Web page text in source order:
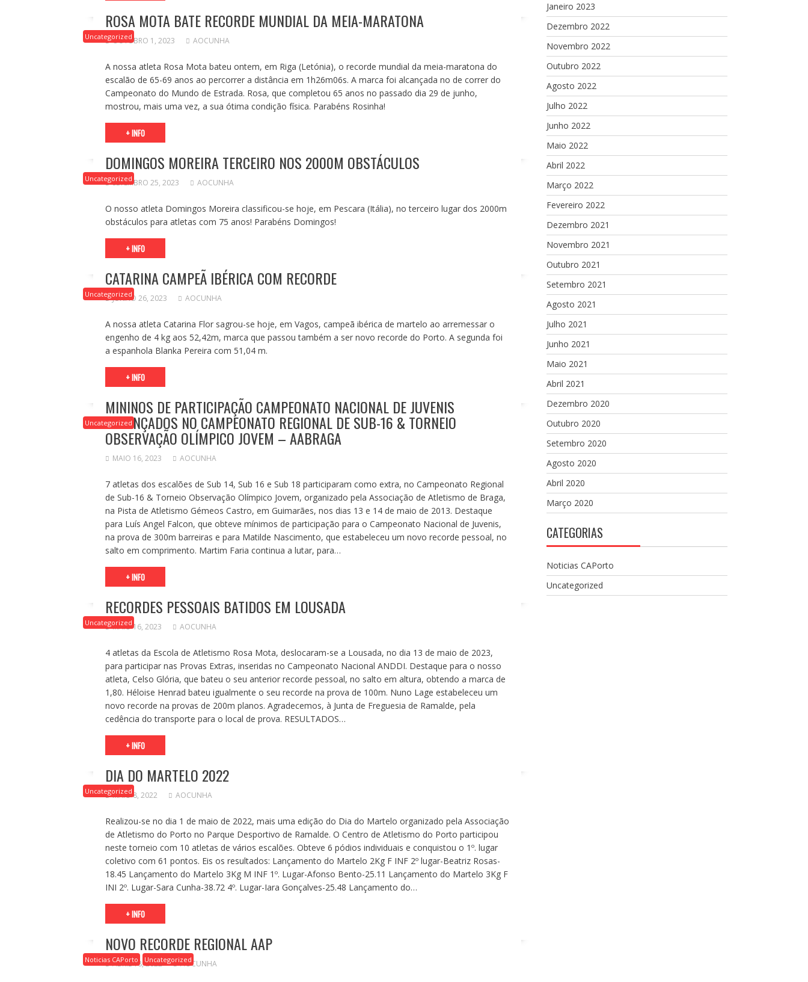
Uncategorized
ROSA MOTA BATE RECORDE MUNDIAL DA MEIA-MARATONA
OUTUBRO 1, 2023 AOCUNHA
A nossa atleta Rosa Mota bateu ontem, em Riga (Letónia), o recorde mundial da meia-maratona do
escalão de 65-69 anos ao percorrer a distância em 1h26m06s. A marca foi alcançada no de correr do
Campeonato do Mundo de Estrada. Rosa, que completou 65 anos no passado dia 29 de junho,
mostrou, mais uma vez, a sua ótima condição física. Parabéns Rosinha!
+ INFO
Uncategorized
DOMINGOS MOREIRA TERCEIRO NOS 2000M OBSTÁCULOS
SETEMBRO 25, 2023 AOCUNHA
O nosso atleta Domingos Moreira classificou-se hoje, em Pescara (Itália), no terceiro lugar dos 2000m
obstáculos para atletas com 75 anos! Parabéns Domingos!
+ INFO
Uncategorized
CATARINA CAMPEÃ IBÉRICA COM RECORDE
JUNHO 26, 2023 AOCUNHA
A nossa atleta Catarina Flor sagrou-se hoje, em Vagos, campeã ibérica de martelo ao arremessar o
engenho de 4 kg aos 52,42m, marca que passou também a ser novo recorde do Porto. A segunda foi
a espanhola Blanka Pereira com 51,04 m.
+ INFO
Uncategorized
MININOS DE PARTICIPAÇÃO CAMPEONATO NACIONAL DE JUVENIS
ALCANÇADOS NO CAMPEONATO REGIONAL DE SUB-16 & TORNEIO
OBSERVAÇÃO OLÍMPICO JOVEM – AABRAGA
MAIO 16, 2023 AOCUNHA
7 atletas dos escalões de Sub 14, Sub 16 e Sub 18 participaram como extra, no Campeonato Regional
de Sub-16 & Torneio Observação Olímpico Jovem, organizado pela Associação de Atletismo de Braga,
na Pista de Atletismo Gémeos Castro, em Guimarães, nos dias 13 e 14 de maio de 2013. Destaque
para Luís Angel Falcon, que obteve mínimos de participação para o Campeonato Nacional de Juvenis,
na prova de 300m barreiras e para Matilde Nascimento, que estabeleceu um novo recorde pessoal, no
salto em comprimento. Martim Faria continua a lutar, para…
+ INFO
Uncategorized
RECORDES PESSOAIS BATIDOS EM LOUSADA
MAIO 16, 2023 AOCUNHA
4 atletas da Escola de Atletismo Rosa Mota, deslocaram-se a Lousada, no dia 13 de maio de 2023,
para participar nas Provas Extras, inseridas no Campeonato Nacional ANDDI. Destaque para o nosso
atleta, Celso Glória, que bateu o seu anterior recorde pessoal, no salto em altura, obtendo a marca de
1,80. Héloise Henrad bateu igualmente o seu recorde na prova de 100m. Nuno Lage estabeleceu um
novo recorde na provas de 200m planos. Agradecemos, à Junta de Freguesia de Ramalde, pela
cedência do transporte para o local de prova. RESULTADOS…
+ INFO
Uncategorized
DIA DO MARTELO 2022
MAIO 8, 2022 AOCUNHA
Realizou-se no dia 1 de maio de 2022, mais uma edição do Dia do Martelo organizado pela Associação
de Atletismo do Porto no Parque Desportivo de Ramalde. O Centro de Atletismo do Porto participou
neste torneio com 10 atletas de vários escalões. Obteve 6 pódios individuais e conquistou o 1º. lugar
coletivo com 61 pontos. Eis os resultados: Lançamento do Martelo 2Kg F INF 2º lugar-Beatriz Rosas-
18.45 Lançamento do Martelo 3Kg M INF 1º. Lugar-Afonso Bento-25.11 Lançamento do Martelo 3Kg F
INI 2º. Lugar-Sara Cunha-38.72 4º. Lugar-Iara Gonçalves-25.48 Lançamento do…
+ INFO
Noticias CAPorto Uncategorized
NOVO RECORDE REGIONAL AAP
ABRIL 18, 2022 AOCUNHA
Janeiro 2023
Dezembro 2022
Novembro 2022
Outubro 2022
Agosto 2022
Julho 2022
Junho 2022
Maio 2022
Abril 2022
Março 2022
Fevereiro 2022
Dezembro 2021
Novembro 2021
Outubro 2021
Setembro 2021
Agosto 2021
Julho 2021
Junho 2021
Maio 2021
Abril 2021
Dezembro 2020
Outubro 2020
Setembro 2020
Agosto 2020
Abril 2020
Março 2020
CATEGORIAS
Noticias CAPorto
Uncategorized